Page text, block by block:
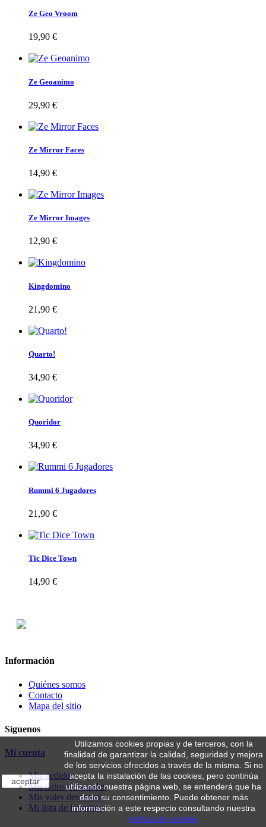
aceptar
Utilizamos cookies propias y de terceros, con la
finalidad de garantizar la calidad, seguridad y mejora
de los servicios ofrecidos a través de la misma. Si no
acepta la instalación de las cookies, pero continúa
utilizando nuestra página web, se entenderá que ha
dado su consentimiento. Puede obtener más
información a este respecto consultando nuestra
política de cookies
Ze Geo Vroom
19,90 €
Ze Geoanimo
29,90 €
Ze Mirror Faces
14,90 €
Ze Mirror Images
12,90 €
Kingdomino
21,90 €
Quarto!
34,90 €
Quoridor
34,90 €
Rummi 6 Jugadores
21,90 €
Tic Dice Town
14,90 €
Información
Quiénes somos
Contacto
Mapa del sitio
Síguenos
Mi cuenta
Mis pedidos
Mis datos personales
Mis vales descuento
Mi lista de favoritos